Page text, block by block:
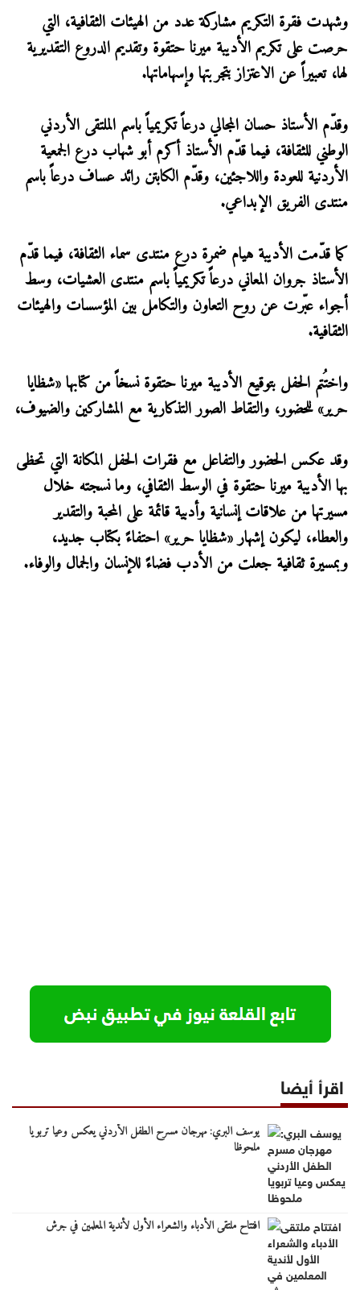
وشهدت فقرة التكريم مشاركة عدد من الهيئات الثقافية، التي
حرصت على تكريم الأديبة ميرنا حتقوة وتقديم الدروع التقديرية
لها، تعبيراً عن الاعتزاز بتجربتها وإسهاماتها.
وقدّم الأستاذ حسان المجالي درعاً تكريمياً باسم الملتقى الأردني
الوطني للثقافة، فيما قدّم الأستاذ أكرم أبو شهاب درع الجمعية
الأردنية للعودة واللاجئين، وقدّم الكابتن رائد عساف درعاً باسم
منتدى الفريق الإبداعي.
كما قدّمت الأديبة هيام ضمرة درع منتدى سماء الثقافة، فيما قدّم
الأستاذ جروان المعاني درعاً تكريمياً باسم منتدى العشيات، وسط
أجواء عبّرت عن روح التعاون والتكامل بين المؤسسات والهيئات
الثقافية.
واختُتم الحفل بتوقيع الأديبة ميرنا حتقوة نسخاً من كتابها «شظايا
حرير» للحضور، والتقاط الصور التذكارية مع المشاركين والضيوف،
وقد عكس الحضور والتفاعل مع فقرات الحفل المكانة التي تحظى
بها الأديبة ميرنا حتقوة في الوسط الثقافي، وما نسجته خلال
مسيرتها من علاقات إنسانية وأدبية قائمة على المحبة والتقدير
والعطاء، ليكون إشهار «شظايا حرير» احتفاءً بكتاب جديد،
وبمسيرة ثقافية جعلت من الأدب فضاءً للإنسان والجمال والوفاء.
اقرأ أيضا
يوسف البري: مهرجان مسرح الطفل الأردني يعكس وعيا تربويا
ملحوظا
افتتاح ملتقى الأدباء والشعراء الأول لأندية المعلمين في جرش